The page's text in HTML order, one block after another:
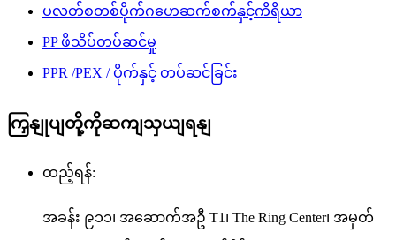
ပလတ်စတစ်ပိုက်ဂဟေဆက်စက်နှင့်ကိရိယာ
PP ဖိသိပ်တပ်ဆင်မှု
PPR /PEX / ပိုက်နှင့် တပ်ဆင်ခြင်း
ကြှနျုပျတို့ကိုဆကျသှယျရနျ
ထည့်ရန်:
အခန်း ၉၁၁၊ အဆောက်အဦ T1၊ The Ring Center၊ အမှတ်